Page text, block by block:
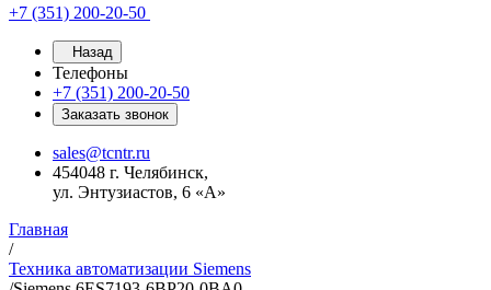
+7 (351) 200-20-50
Назад
Телефоны
+7 (351) 200-20-50
Заказать звонок
sales@tcntr.ru
454048 г. Челябинск,
ул. Энтузиастов, 6 «А»
Главная
/
Техника автоматизации Siemens